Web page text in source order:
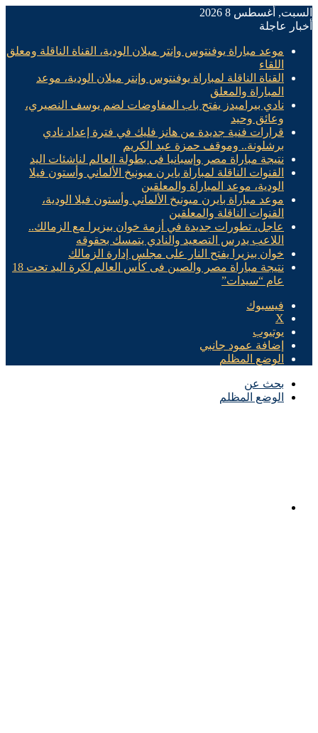
السبت, أغسطس 8 2026
أخبار عاجلة
موعد مباراة يوفنتوس وإنتر ميلان الودية، القناة الناقلة ومعلق
اللقاء
القناة الناقلة لمباراة يوفنتوس وإنتر ميلان الودية، موعد
المباراة والمعلق
نادي بيراميدز يفتح باب المفاوضات لضم يوسف النصيري،
وعائق وحيد
قرارات فنية جديدة من هانز فليك في فترة إعداد نادي
برشلونة.. وموقف حمزة عبد الكريم
نتيجة مباراة مصر وإسبانيا فى بطولة العالم لناشئات اليد
القنوات الناقلة لمباراة بايرن ميونيخ الألماني وأستون فيلا
الودية، موعد المباراة والمعلقين
موعد مباراة بايرن ميونيخ الألماني وأستون فيلا الودية،
القنوات الناقلة والمعلقين
عاجل، تطورات جديدة في أزمة خوان بيزيرا مع الزمالك..
اللاعب يدرس التصعيد والنادي يتمسك بحقوقه
خوان بيزيرا يفتح النار على مجلس إدارة الزمالك
نتيجة مباراة مصر والصين فى كأس العالم لكرة اليد تحت 18
عام “سيدات”
فيسبوك
X
يوتيوب
إضافة عمود جانبي
الوضع المظلم
بحث عن
الوضع المظلم